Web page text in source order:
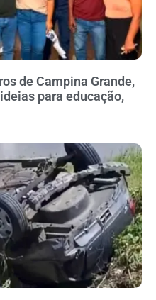
de Campina Grande,
para educação,